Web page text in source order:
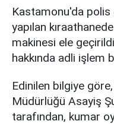
Kastamonu'da polis
yapılan
makinesi ele
hakkında adli işlem
Edinilen bilgiye
Müdürlüğü Asayiş
tarafından, kumar